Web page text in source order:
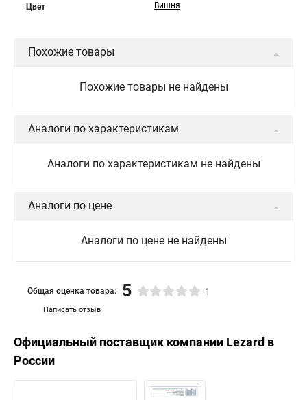
Цвет Вишня
Похожие товары
Похожие товары не найдены
Аналоги по характеристикам
Аналоги по характеристикам не найдены
Аналоги по цене
Аналоги по цене не найдены
Написать отзыв
Общая оценка товара: 5 1
Официальный поставщик компании Lezard в
России